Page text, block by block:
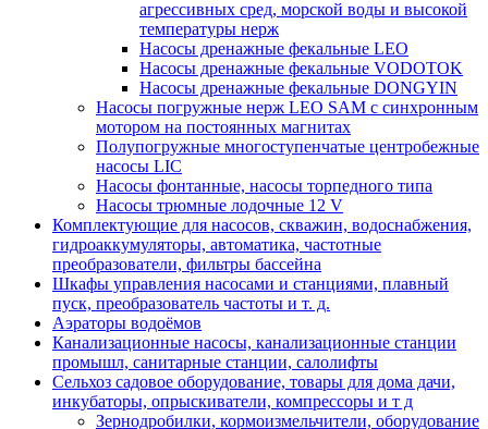
агрессивных сред, морской воды и высокой
температуры нерж
Насосы дренажные фекальные LEO
Насосы дренажные фекальные VODOTOK
Насосы дренажные фекальные DONGYIN
Насосы погружные нерж LEO SAM с синхронным
мотором на постоянных магнитах
Полупогружные многоступенчатые центробежные
насосы LIC
Насосы фонтанные, насосы торпедного типа
Насосы трюмные лодочные 12 V
Комплектующие для насосов, скважин, водоснабжения,
гидроаккумуляторы, автоматика, частотные
преобразователи, фильтры бассейна
Шкафы управления насосами и станциями, плавный
пуск, преобразователь частоты и т. д.
Аэраторы водоёмов
Канализационные насосы, канализационные станции
промышл, санитарные станции, салолифты
Сельхоз садовое оборудование, товары для дома дачи,
инкубаторы, опрыскиватели, компрессоры и т д
Зернодробилки, кормоизмельчители, оборудование